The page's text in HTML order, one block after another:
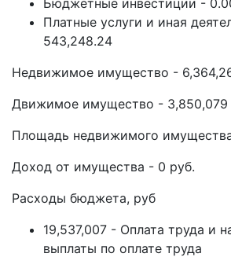
Бюджетные инвестиции -
Платные услуги и иная
543,248.24
Недвижимое имущество -
Движимое имущество - 3,850,079
Площадь недвижимого
Доход от имущества - 0 руб.
Расходы бюджета, руб
19,537,007 - Оплата труда и
выплаты по оплате труда